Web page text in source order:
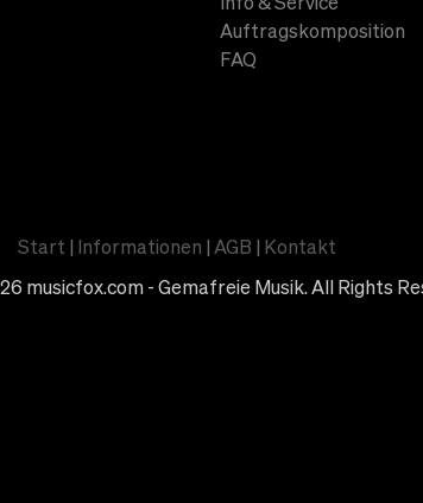
Auftragskomposition
FAQ
Start | Informationen | AGB | Kontakt
musicfox.com - Gemafreie Musik. All Rights